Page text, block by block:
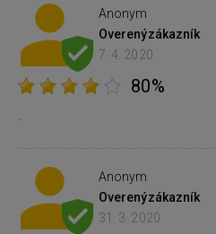
Anonym
Overenýzákazník
7. 4. 2020
80%
Anonym
Overenýzákazník
31. 3. 2020